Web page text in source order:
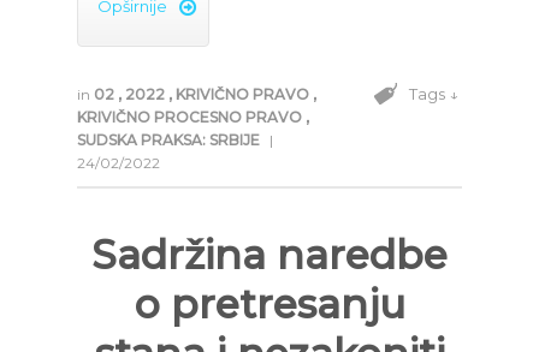
Opširnije 
in 02 , 2022 , KRIVIČNO PRAVO ,
KRIVIČNO PROCESNO PRAVO ,
SUDSKA PRAKSA: SRBIJE |
24/02/2022
Tags ↓
Sadržina naredbe
o pretresanju